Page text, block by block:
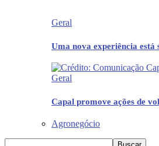
Geral
Uma nova experiência está
Geral
Capal promove ações de
Agronegócio